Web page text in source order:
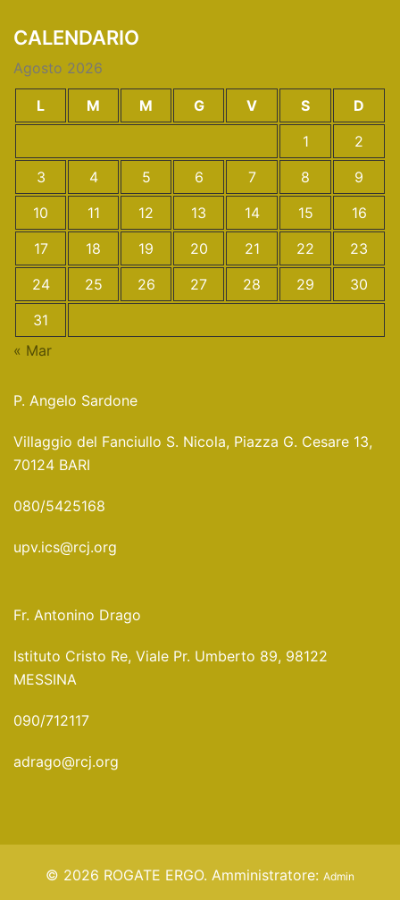
CALENDARIO
Agosto 2026
L M M G V S
D
1
2
3
4 5 6 7 8
9
10
11 12 13 14 15
16
17
18 19 20 21 22
23
24
25 26 27 28 29
30
31
« Mar
P. Angelo Sardone
Villaggio del Fanciullo S. Nicola, Piazza G. Cesare 13,
70124 BARI
080/5425168
upv.ics@rcj.org
Fr. Antonino Drago
Istituto Cristo Re, Viale Pr. Umberto 89, 98122
MESSINA
090/712117
adrago@rcj.org
© 2026 ROGATE ERGO. Amministratore: Admin